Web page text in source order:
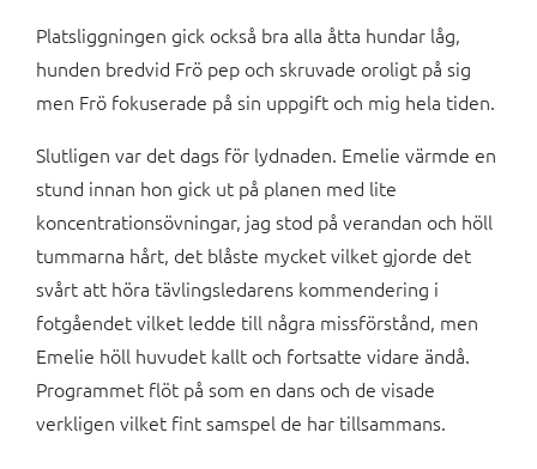
Platsliggningen gick också bra alla åtta hundar låg,
hunden bredvid Frö pep och skruvade oroligt på sig
men Frö fokuserade på sin uppgift och mig hela tiden.
Slutligen var det dags för lydnaden. Emelie värmde en
stund innan hon gick ut på planen med lite
koncentrationsövningar, jag stod på verandan och höll
tummarna hårt, det blåste mycket vilket gjorde det
svårt att höra tävlingsledarens kommendering i
fotgåendet vilket ledde till några missförstånd, men
Emelie höll huvudet kallt och fortsatte vidare ändå.
Programmet flöt på som en dans och de visade
verkligen vilket fint samspel de har tillsammans.